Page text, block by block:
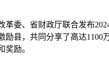
革委、省财政厅联合发布
励县，共同分享了高达
奖励。